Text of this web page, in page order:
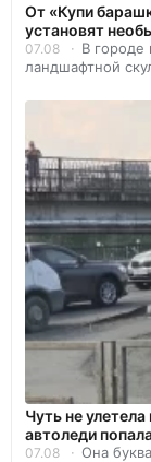
От «Купи
установят
07.08
В городе
ландшафтной
Чуть не
автоледи
07.08 Она